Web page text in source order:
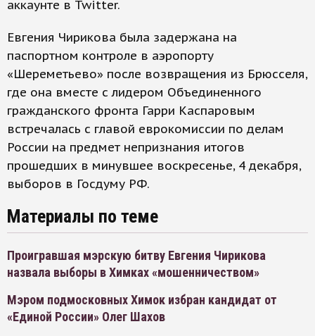
аккаунте в Twitter.
Евгения Чирикова была задержана на
паспортном контроле в аэропорту
«Шереметьево» после возвращения из Брюсселя,
где она вместе с лидером Объединенного
гражданского фронта Гарри Каспаровым
встречалась с главой еврокомиссии по делам
России на предмет непризнания итогов
прошедших в минувшее воскресенье, 4 декабря,
выборов в Госдуму РФ.
Материалы по теме
Проигравшая мэрскую битву Евгения Чирикова
назвала выборы в Химках «мошенничеством»
Мэром подмосковных Химок избран кандидат от
«Единой России» Олег Шахов